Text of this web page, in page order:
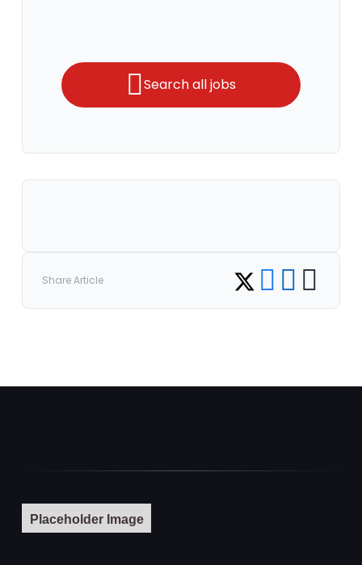
Search all jobs
Share Article Share on Twitter
Share on Facebook
Share on
Copy link
Placeholder Image